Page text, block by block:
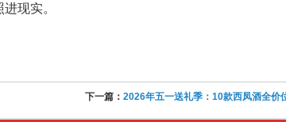
现实。
下一篇： 2026年五一送礼季：10款西凤酒全价